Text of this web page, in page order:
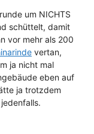
um NICHTS
schüttelt, damit
vor mehr als 200
vertan,
ja nicht mal
eben auf
ja trotzdem